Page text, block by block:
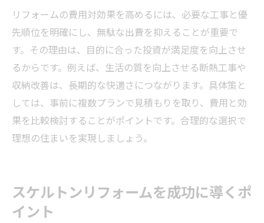
リフォームの費用対効果を高めるには、必要な工事と優
先順位を明確にし、無駄な出費を抑えることが重要で
す。その理由は、目的に合った投資が満足度を向上させ
るからです。例えば、生活の質を向上させる断熱工事や
収納改善は、長期的な快適さにつながります。具体策と
しては、事前に複数プランで見積もりを取り、費用と効
果を比較検討することがポイントです。合理的な選択で
理想の住まいを実現しましょう。
スケルトンリフォームを成功に導くポ
イント